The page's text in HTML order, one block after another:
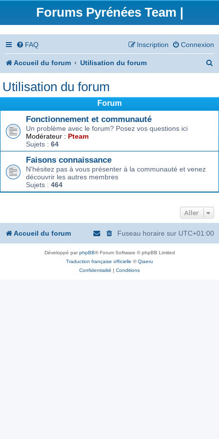
Forums Pyrénées Team |
FAQ Connexion
Inscription
Accueil du forum Utilisation du forum
c
Utilisation du forum
Forum
Fonctionnement et communauté
Un problème avec le forum? Posez vos questions ici
Modérateur : Pteam
Sujets : 64
Faisons connaissance
N'hésitez pas à vous présenter à la communauté et venez
découvrir les autres membres
Sujets : 464
Aller
Accueil du forum Fuseau horaire sur UTC+01:00
Développé parphpBB® Forum Software © phpBB Limited
Traduction française officielle ©Qiaeru
Confidentialité | Conditions